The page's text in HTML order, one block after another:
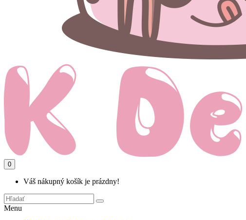
0
Váš nákupný košík je prázdny!
Menu